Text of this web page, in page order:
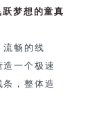
跃梦想的童真
流畅的线
一个极速
，整体造